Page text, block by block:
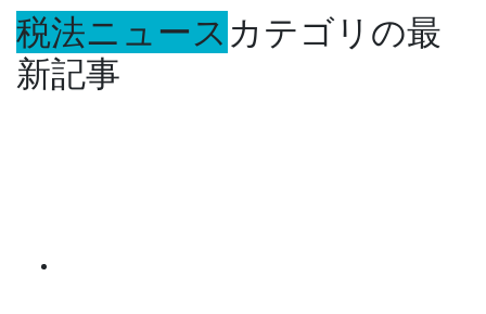
税法ニュース カテゴリの最
新記事